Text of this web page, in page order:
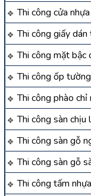
Thi công cửa
Thi công giấy
Thi công mặt bậc
Thi công ốp
Thi công phào
Thi công sàn chịu
Thi công sàn gỗ
Thi công sàn gỗ
Thi công tấm